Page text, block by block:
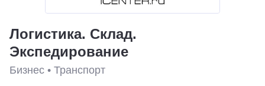
Логистика. Склад.
Экспедирование
Бизнес • Транспорт